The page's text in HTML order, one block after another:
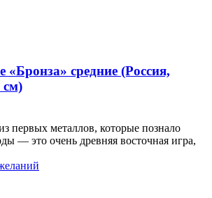
средние (Россия,
см)
первых металлов, которые познало
— это очень древняя восточная игра,